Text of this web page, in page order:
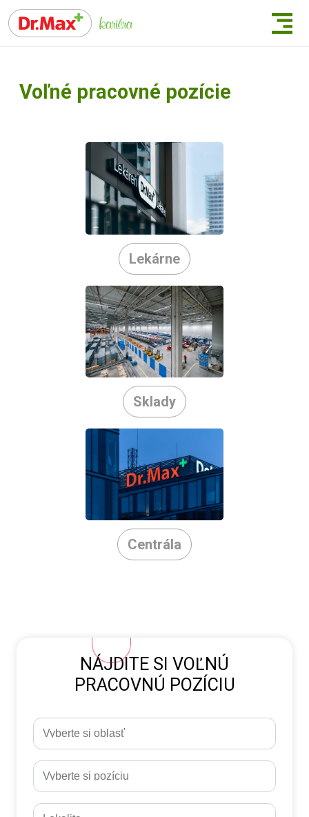
Voľné pracovné pozície
Lekárne
Sklady
Centrála
NÁJDITE SI VOĽNÚ
PRACOVNÚ POZÍCIU